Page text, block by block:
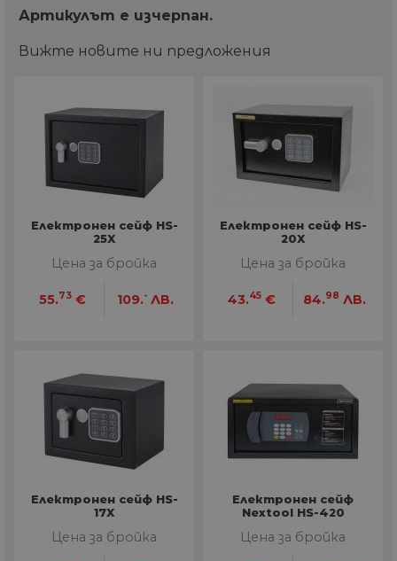
Артикулът e изчерпан.
Вижте новите ни предложения
Електронен сейф HS-
25X
Цена за бройка
55.73 € 109.- ЛВ.
Електронен сейф HS-
20X
Цена за бройка
43.45 € 84.98 ЛВ.
Електронен сейф HS-
17X
Цена за бройка
Електронен сейф
Nextool HS-420
Цена за бройка